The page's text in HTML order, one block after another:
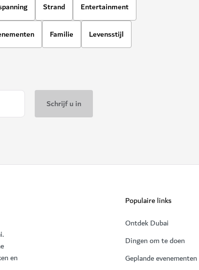
Strand Entertainment
Familie Levensstijl
en
Populaire links
Ontdek Dubai
Dingen om te doen
Geplande evenementen